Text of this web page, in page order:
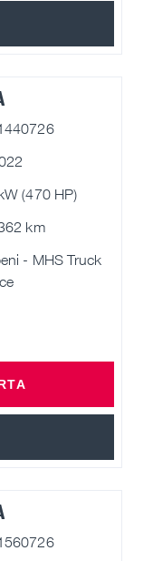
(470 HP)
km
- MHS Truck